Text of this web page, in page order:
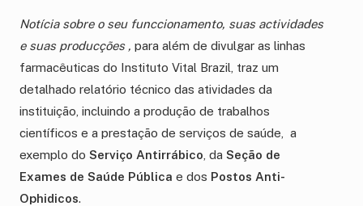
Notícia sobre o seu funccionamento, suas actividades
e suas producções , para além de divulgar as linhas
farmacêuticas do Instituto Vital Brazil, traz um
detalhado relatório técnico das atividades da
instituição, incluindo a produção de trabalhos
científicos e a prestação de serviços de saúde, a
exemplo do Serviço Antirrábico , da Seção de
Exames de Saúde Pública e dos Postos Anti-
Ophidicos.